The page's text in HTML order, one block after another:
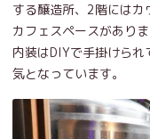
する醸造所、2階にはカ
カフェスペースがありま
内装はDIYで手掛けら
気となっています。